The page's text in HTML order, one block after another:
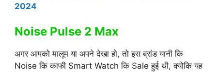
2024
Noise Pulse 2 Max
अगर आपको मालूम या अपने देखा हो, तो इस ब्रांड यानी कि
Noise कि काफी Smart Watch कि Sale हुई थी, क्योकि यह